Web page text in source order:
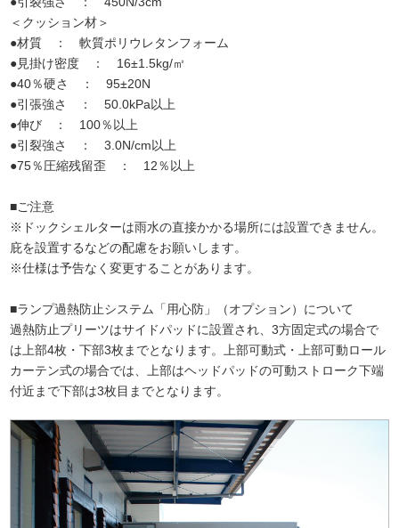
＜クッション材＞
●材質 ： 軟質ポリウレタンフォーム
●見掛け密度 ： 16±1.5kg/㎥
●40％硬さ ： 95±20N
●引張強さ ： 50.0kPa以上
●伸び ： 100％以上
●引裂強さ ： 3.0N/cm以上
●75％圧縮残留歪 ： 12％以上
■ご注意
※ドックシェルターは雨水の直接かかる場所には設置できません。
庇を設置するなどの配慮をお願いします。
※仕様は予告なく変更することがあります。
■ランプ過熱防止システム「用心防」（オプション）について
過熱防止プリーツはサイドパッドに設置され、3方固定式の場合で
は上部4枚・下部3枚までとなります。上部可動式・上部可動ロール
カーテン式の場合では、上部はヘッドパッドの可動ストローク下端
付近まで下部は3枚目までとなります。